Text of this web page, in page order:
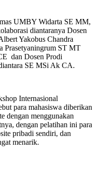
UMBY Widarta SE MM,
diantaranya Dosen
Yakobus Chandra
Prasetyaningrum ST MT
dan Dosen Prodi
SE MSi Ak CA.
Internasional
para mahasiswa diberikan
dengan menggunakan
dengan pelatihan ini para
pribadi sendiri, dan
menarik.